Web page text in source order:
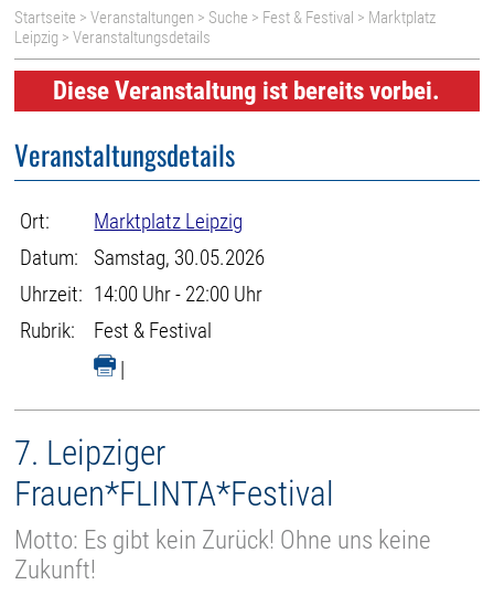
Startseite >Veranstaltungen > Suche > Fest & Festival > Marktplatz
Leipzig > Veranstaltungsdetails
Diese Veranstaltung ist bereits vorbei.
Veranstaltungsdetails
Ort:
Marktplatz Leipzig
Datum:
Samstag, 30.05.2026
Uhrzeit: 14:00 Uhr - 22:00 Uhr
Rubrik:
Fest & Festival
|
7. Leipziger
Frauen*FLINTA*Festival
Motto: Es gibt kein Zurück! Ohne uns keine
Zukunft!